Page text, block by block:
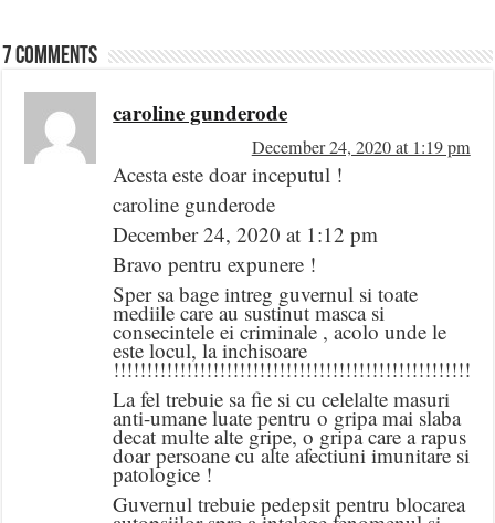
7 comments
caroline gunderode
December 24, 2020 at 1:19 pm
Acesta este doar inceputul !
caroline gunderode
December 24, 2020 at 1:12 pm
Bravo pentru expunere !
Sper sa bage intreg guvernul si toate
mediile care au sustinut masca si
consecintele ei criminale , acolo unde le
este locul, la inchisoare
La fel trebuie sa fie si cu celelalte masuri
anti-umane luate pentru o gripa mai slaba
decat multe alte gripe, o gripa care a rapus
doar persoane cu alte afectiuni imunitare si
patologice !
Guvernul trebuie pedepsit pentru blocarea